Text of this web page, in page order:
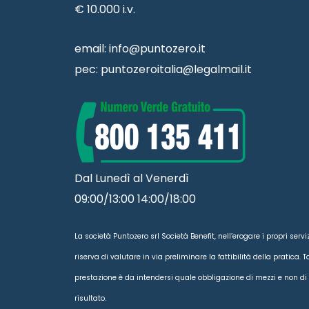
€ 10.000 i.v.
email: info@puntozero.it
pec: puntozeroitalia@legalmail.it
Dal Lunedì al Venerdì
09:00/13:00 14:00/18:00
La società Puntozero srl Società Benefit, nell’erogare i propri
riserva di valutare in via preliminare la fattibilità della pratica.
prestazione è da intendersi quale obbligazione di mezzi e non di
risultato.